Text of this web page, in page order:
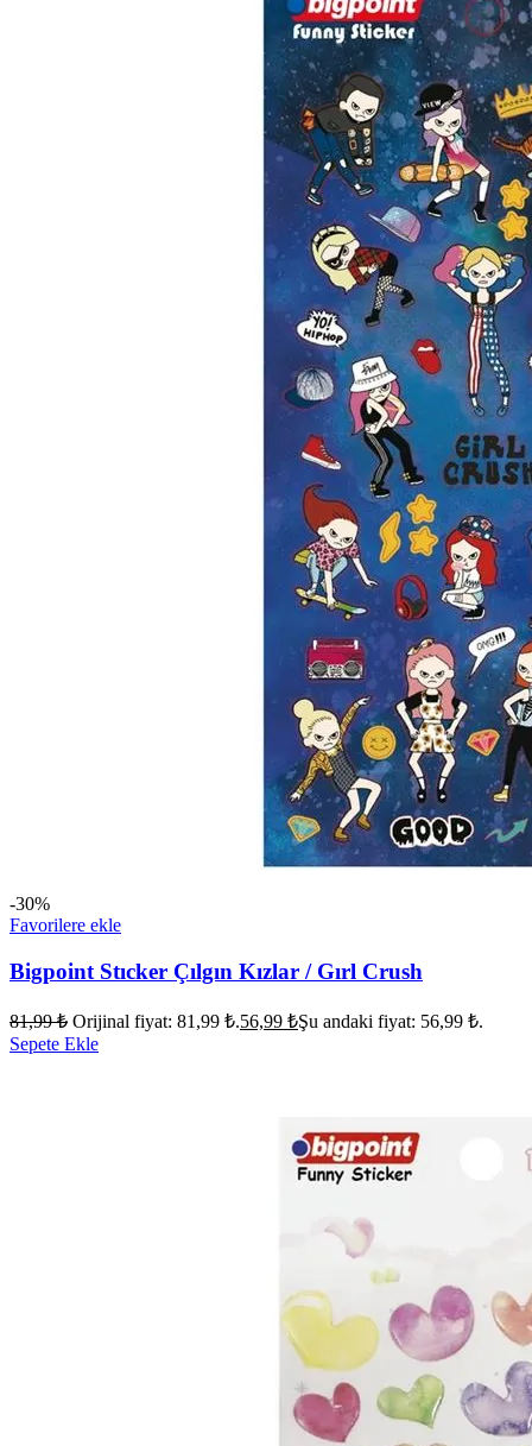
-30%
Favorilere ekle
Bigpoint Stıcker Çılgın Kızlar / Gırl Crush
81,99₺ Orijinal fiyat: 81,99 ₺.56,99 ₺Şu andaki fiyat: 56,99 ₺.
Sepete Ekle